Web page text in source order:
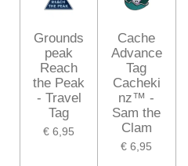
Grounds
peak
Reach
the Peak
- Travel
Tag
€ 6,95
Cache
Advance
Tag
Cacheki
nz™ -
Sam the
Clam
€ 6,95